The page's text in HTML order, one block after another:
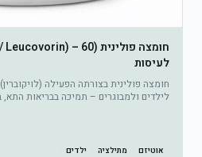
לעיסות
חומצה פולינית בצורתה הפעילה
לילדים ולמבוגרים – תמיכה בבריאות
אוטיזם מתילציה ילדים